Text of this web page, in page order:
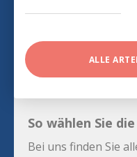
ALLE
So wählen Sie
Bei uns finden Sie